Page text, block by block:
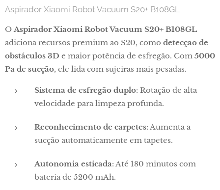
Aspirador Xiaomi Robot Vacuum S20+ B108GL
OAspirador Xiaomi Robot Vacuum S20+ B108GL
adiciona recursos premium ao S20, como detecção de
obstáculos 3D e maior potência de esfregão. Com 5000
Pa de sucção, ele lida com sujeiras mais pesadas.
Sistema de esfregão duplo: Rotação de alta
velocidade para limpeza profunda.
Reconhecimento de carpetes: Aumenta a
sucção automaticamente em tapetes.
Autonomia esticada: Até 180 minutos com
bateria de 5200 mAh.